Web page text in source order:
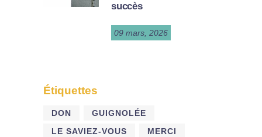
succès
09 mars, 2026
Étiquettes
DON
GUIGNOLÉE
LE SAVIEZ-VOUS
MERCI